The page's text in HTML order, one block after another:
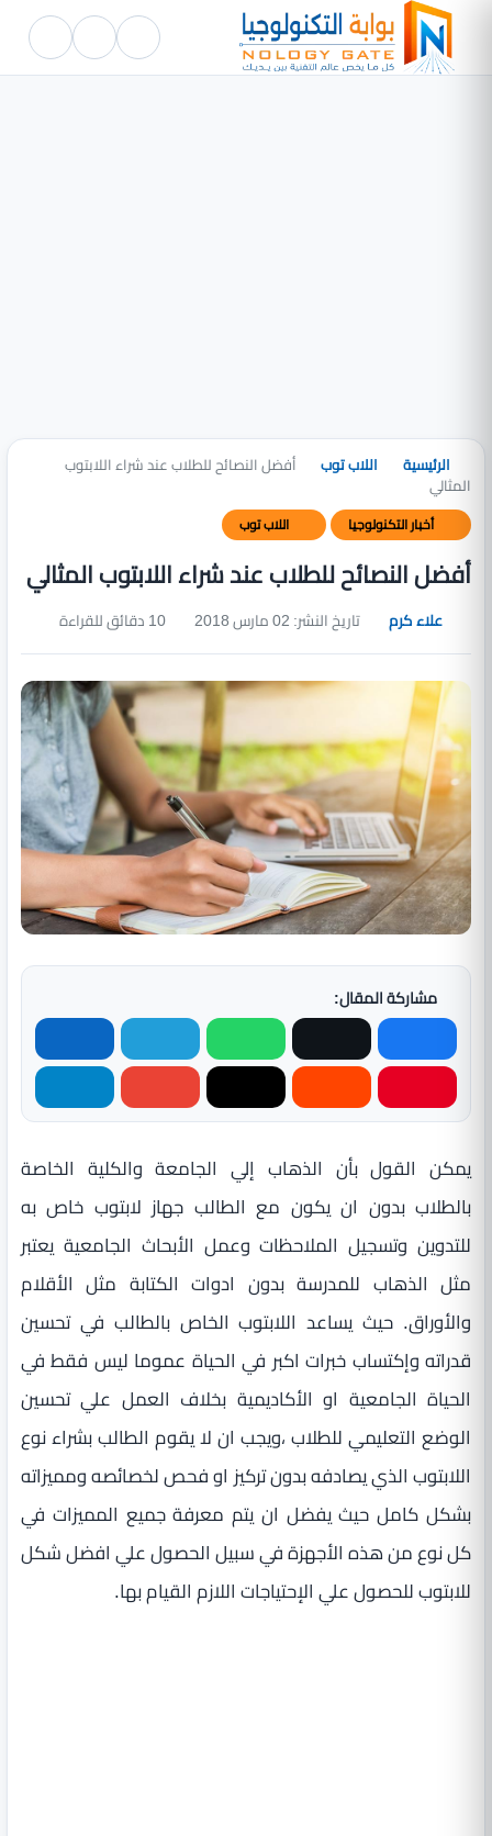
الرئيسية اللاب توب أفضل النصائح للطلاب عند شراء اللابتوب
المثالي
أخبار التكنولوجيا اللاب توب
أفضل النصائح للطلاب عند شراء اللابتوب المثالي
علاء كرم تاريخ النشر: 02 مارس 2018
مشاركة المقال:
يمكن القول بأن الذهاب إلي الجامعة والكلية الخاصة
بالطلاب بدون ان يكون مع الطالب جهاز لابتوب خاص به
للتدوين وتسجيل الملاحظات وعمل الأبحاث الجامعية يعتبر
مثل الذهاب للمدرسة بدون ادوات الكتابة مثل الأقلام
والأوراق. حيث يساعد اللابتوب الخاص بالطالب في تحسين
قدراته وإكتساب خبرات اكبر في الحياة عموما ليس فقط في
الحياة الجامعية او الأكاديمية بخلاف العمل علي تحسين
الوضع التعليمي للطلاب ،ويجب ان لا يقوم الطالب بشراء نوع
اللابتوب الذي يصادفه بدون تركيز او فحص لخصائصه ومميزاته
بشكل كامل حيث يفضل ان يتم معرفة جميع المميزات في
كل نوع من هذه الأجهزة في سبيل الحصول علي افضل شكل
للابتوب للحصول علي الإحتياجات اللازم القيام بها.